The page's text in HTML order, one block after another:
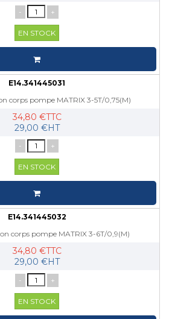
- +
EN STOCK
E14.341445031
corps pompe MATRIX 3-5T/0,75(M)
34,80 €TTC
29,00 €HT
- +
EN STOCK
E14.341445032
corps pompe MATRIX 3-6T/0,9(M)
34,80 €TTC
29,00 €HT
- +
EN STOCK